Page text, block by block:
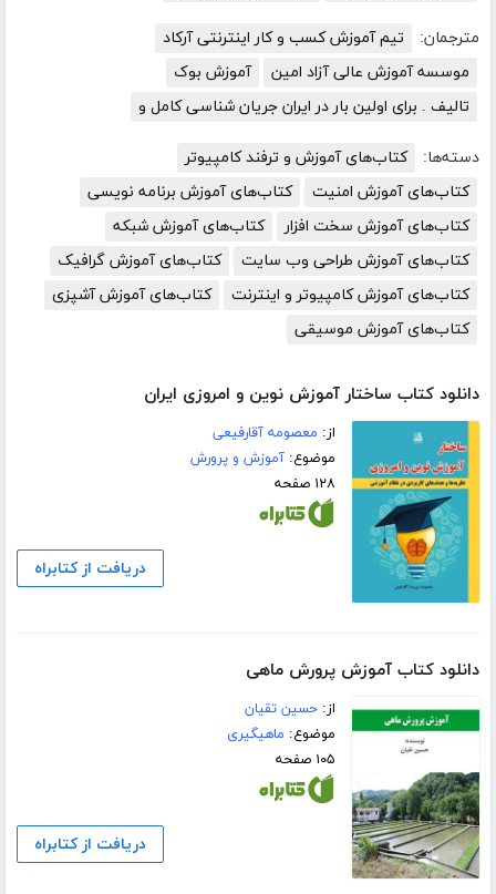
مترجمان:
تیم آموزش کسب و کار اینترنتی آرکاد
موسسه آموزش عالی آزاد امین
آموزش بوک
تالیف . برای اولین بار در ایران جریان شناسی کامل و
دسته‌ها:
کتاب‌های آموزش و ترفند کامپیوتر
کتاب‌های آموزش امنیت
کتاب‌های آموزش برنامه نویسی
کتاب‌های آموزش سخت افزار
کتاب‌های آموزش شبکه
کتاب‌های آموزش طراحی وب سایت
کتاب‌های آموزش گرافیک
کتاب‌های آموزش کامپیوتر و اینترنت
کتاب‌های آموزش آشپزی
کتاب‌های آموزش موسیقی
دانلود کتاب ساختار آموزش نوین و امروزی ایران
از: معصومه آقارفیعی
موضوع:آموزش و پرورش
۱۲۸ صفحه
دریافت از کتابراه
دانلود کتاب آموزش پرورش ماهی
از:حسین تقیان
موضوع: ماهیگیری
۱۰۵ صفحه
دریافت از کتابراه